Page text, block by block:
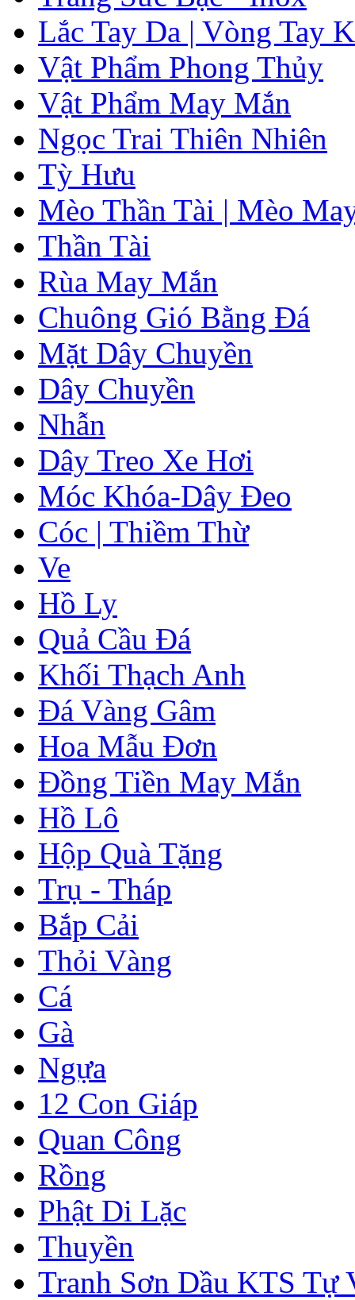
Lắc Tay Da | Vòng Tay
Vật Phẩm Phong Thủy
Vật Phẩm May Mắn
Ngọc Trai Thiên Nhiên
Tỳ Hưu
Mèo Thần Tài | Mèo
Thần Tài
Rùa May Mắn
Chuông Gió Bằng Đá
Mặt Dây Chuyền
Dây Chuyền
Nhẫn
Dây Treo Xe Hơi
Móc Khóa-Dây Đeo
Cóc | Thiềm Thừ
Ve
Hồ Ly
Quả Cầu Đá
Khối Thạch Anh
Đá Vàng Gâm
Hoa Mẫu Đơn
Đồng Tiền May Mắn
Hồ Lô
Hộp Quà Tặng
Trụ - Tháp
Bắp Cải
Thỏi Vàng
Cá
Gà
Ngựa
12 Con Giáp
Quan Công
Rồng
Phật Di Lặc
Thuyền
Tranh Sơn Dầu KTS Tự